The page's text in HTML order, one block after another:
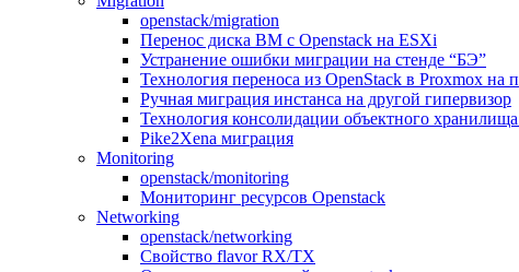
openstack/migration
Перенос диска ВМ с Openstack на ESXi
Устранение ошибки миграции на стенде “БЭ”
Технология переноса из OpenStack в Proxmox на
Ручная миграция инстанса на другой гипервизор
Технология консолидации объектного
Pike2Xena миграция
Monitoring
openstack/monitoring
Мониторинг ресурсов Openstack
Networking
openstack/networking
Свойство flavor RX/TX